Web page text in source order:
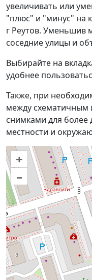
увеличивать или
"плюс" и "минус" на
г Реутов. Уменьшив
соседние улицы и
Выбирайте на
удобнее
Также, при
между схематичным
снимками для более
местности и
+
–